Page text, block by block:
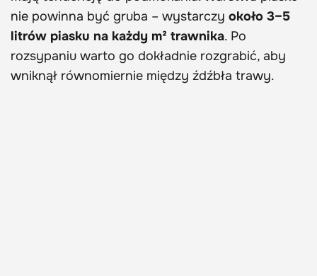
nie powinna być gruba – wystarczy około 3–5
litrów piasku na każdy m² trawnika. Po
rozsypaniu warto go dokładnie rozgrabić, aby
wniknął równomiernie między źdźbła trawy.